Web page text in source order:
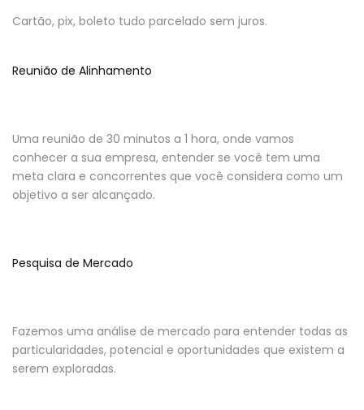
Cartão, pix, boleto tudo parcelado sem juros.
Reunião de Alinhamento
Uma reunião de 30 minutos a 1 hora, onde vamos
conhecer a sua empresa, entender se você tem uma
meta clara e concorrentes que você considera como um
objetivo a ser alcançado.
Pesquisa de Mercado
Fazemos uma análise de mercado para entender todas as
particularidades, potencial e oportunidades que existem a
serem exploradas.